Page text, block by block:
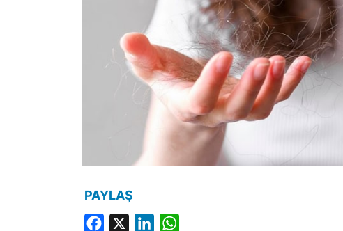
PAYLAŞ
Facebook LinkedIn